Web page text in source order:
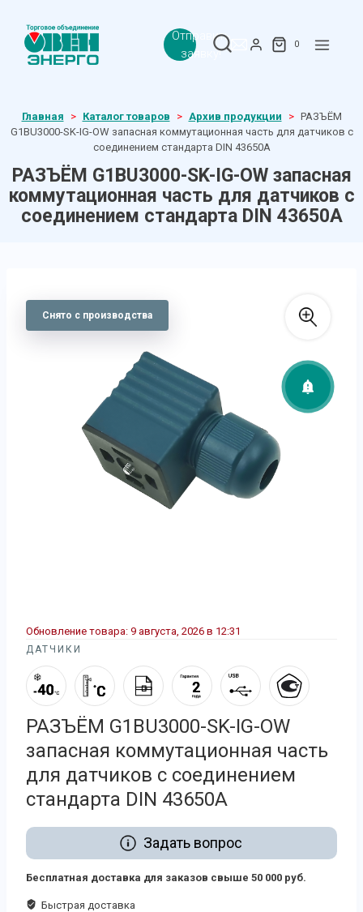
содержимому
Отправить
заявку!
0
Главная > Каталог товаров > Архив продукции > РАЗЪЁМ
G1BU3000-SK-IG-OW запасная коммутационная часть для датчиков с
соединением стандарта DIN 43650А
РАЗЪЁМ G1BU3000-SK-IG-OW запасная
коммутационная часть для датчиков с
соединением стандарта DIN 43650А
Снято с производства
Обновление товара: 9 августа, 2026 в 12:31
ДАТЧИКИ
РАЗЪЁМ G1BU3000-SK-IG-OW
запасная коммутационная часть
для датчиков с соединением
стандарта DIN 43650А
Задать вопрос
Бесплатная доставка для заказов свыше 50 000 руб.
Быстрая доставка